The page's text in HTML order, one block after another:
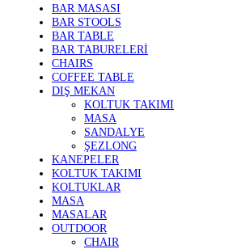
BAR MASASI
BAR STOOLS
BAR TABLE
BAR TABURELERİ
CHAIRS
COFFEE TABLE
DIŞ MEKAN
KOLTUK TAKIMI
MASA
SANDALYE
ŞEZLONG
KANEPELER
KOLTUK TAKIMI
KOLTUKLAR
MASA
MASALAR
OUTDOOR
CHAIR